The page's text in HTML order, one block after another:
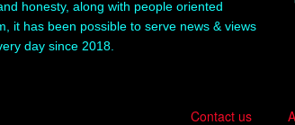
honesty, along with people oriented
it has been possible to serve news & views
day since 2018.
Contact us